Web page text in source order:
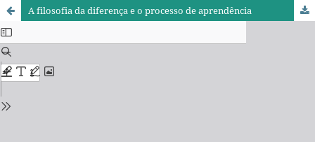
A filosofia da diferença e o processo de aprendência